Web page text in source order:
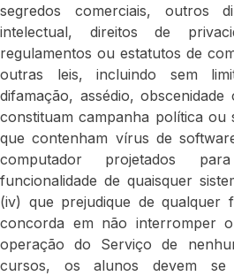
segredos comerciais, outros
intelectual, direitos de
regulamentos ou estatutos de
outras leis, incluindo sem
difamação, assédio,
constituam campanha política ou
que contenham vírus de
computador projetados
funcionalidade de quaisquer
(iv) que prejudique de qualquer
concorda em não interromper
operação do Serviço de
cursos, os alunos devem